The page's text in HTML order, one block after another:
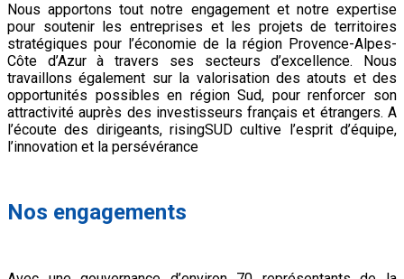
Nous apportons tout notre engagement et notre expertise
pour soutenir les entreprises et les projets de territoires
stratégiques pour l’économie de la région Provence-Alpes-
Côte d’Azur à travers ses secteurs d’excellence. Nous
travaillons également sur la valorisation des atouts et des
opportunités possibles en région Sud, pour renforcer son
attractivité auprès des investisseurs français et étrangers. A
l’écoute des dirigeants, risingSUD cultive l’esprit d’équipe,
l’innovation et la persévérance
Nos engagements